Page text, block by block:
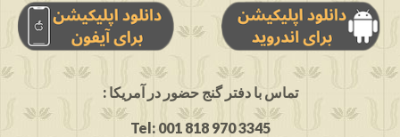
: تماس با دفتر گنج حضور در آمریکا
Tel: 001 818 970 3345